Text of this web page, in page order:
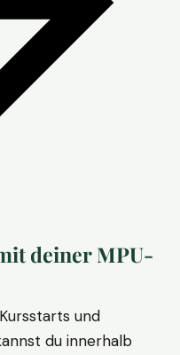
deiner MPU-
und
du innerhalb